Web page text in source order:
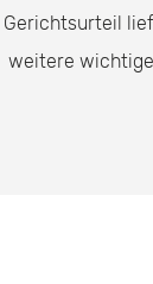
Gerichtsurteil
weitere